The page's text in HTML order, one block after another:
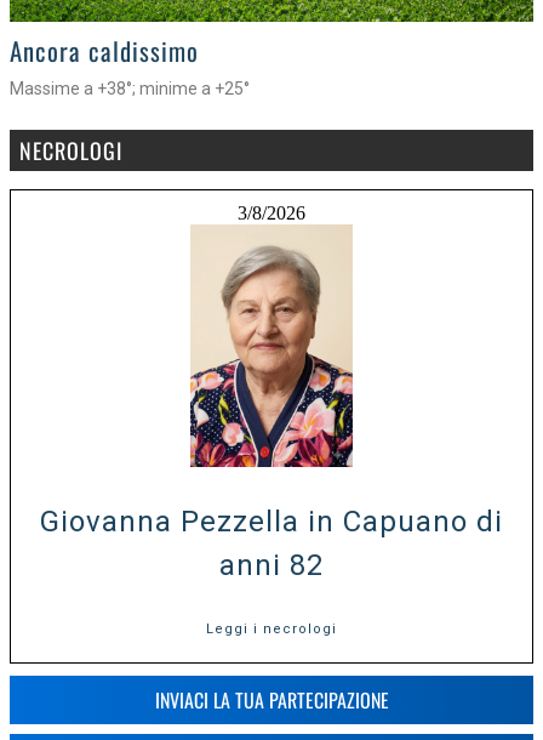
>
Ancora caldissimo
Massime a +38°; minime a +25°
NECROLOGI
3/8/2026
Giovanna Pezzella in Capuano di
anni 82
Leggi i necrologi
INVIACI LA TUA PARTECIPAZIONE